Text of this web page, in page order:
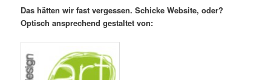
Das hätten wir fast vergessen. Schicke Website, oder?
Optisch ansprechend gestaltet von: